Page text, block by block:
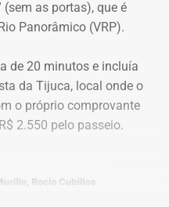
de anulação
é referente a um
a Concorrência SRP nº
distintas, a manutenção
milionária a favor da
LTDA ocorrem
a conduta da Secretaria
de maquinário pesado
três blocos de
diretos entre os
finais.
por sorteio, e o
do debate. Esgotados
as portas), que é
Panorâmico (VRP).
de 20 minutos e incluía
da Tijuca, local onde o
o próprio comprovante
2.550 pelo passeio.